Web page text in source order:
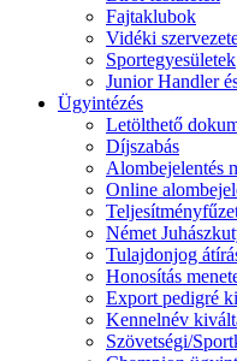
Fajtaklubok
Vidéki
Sportegyesületek
Junior Handler
Ügyintézés
Letölthető
Díjszabás
Alombejelentés
Online
Német
Tulajdonjog
Honosítás
Export pedigré
Kennelnév
Szövetségi/